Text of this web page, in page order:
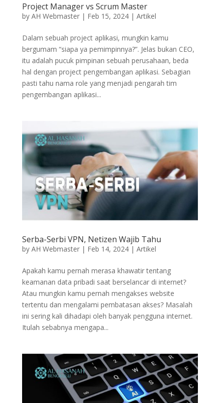
Project Manager vs Scrum Master
by AH Webmaster| Feb 15, 2024| Artikel
Dalam sebuah project aplikasi, mungkin kamu
bergumam “siapa ya pemimpinnya?”. Jelas bukan CEO,
itu adalah pucuk pimpinan sebuah perusahaan, beda
hal dengan project pengembangan aplikasi. Sebagian
pasti tahu nama role yang menjadi pengarah tim
pengembangan aplikasi...
Serba-Serbi VPN, Netizen Wajib Tahu
by AH Webmaster| Feb 14, 2024| Artikel
Apakah kamu pernah merasa khawatir tentang
keamanan data pribadi saat berselancar di internet?
Atau mungkin kamu pernah mengakses website
tertentu dan mengalami pembatasan akses? Masalah
ini sering kali dihadapi oleh banyak pengguna internet.
Itulah sebabnya mengapa...